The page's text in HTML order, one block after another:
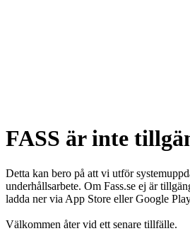
FASS är inte
Detta kan bero på att vi utför
underhållsarbete. Om Fass.se ej är
ladda ner via App Store eller Google
Välkommen åter vid ett senare tillfälle.